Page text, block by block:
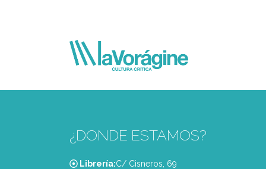
¿DONDE ESTAMOS?
Librería:C/ Cisneros, 69